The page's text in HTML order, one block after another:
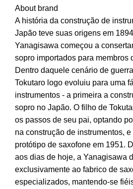
About brand
A história da construção de
Japão teve suas origens em
Yanagisawa começou a
sopro importados para membros
Dentro daquele cenário de
Tokutaro logo evoluiu para uma
instrumentos - a primeira a
sopro no Japão. O filho de
os passos de seu pai, optando
na construção de instrumentos,
protótipo de saxofone em 1951.
aos dias de hoje, a Yanagisawa
exclusivamente ao fabrico de
especializados, mantendo-se